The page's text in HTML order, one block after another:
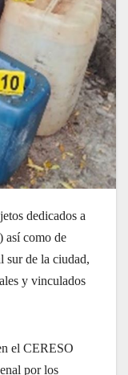
dedicados a
así como de
sur de la ciudad,
y vinculados
el CERESO
por los